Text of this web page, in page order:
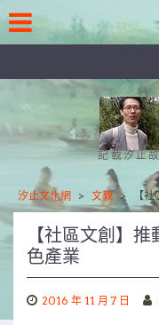
to
content
記載汐止
汐止文化網 > 文教 > 【
【社區文創】
色產業
2016 年 11 月 7 日